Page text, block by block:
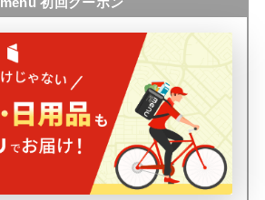
menu 初回クーポン